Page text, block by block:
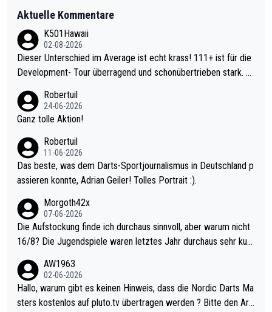
Aktuelle Kommentare
K501Hawaii
02-08-2026
Dieser Unterschied im Average ist echt krass! 111+ ist für die
Development- Tour überragend und schonübertrieben stark. U
mal 40+ erst recht. Da gewinnst keinen Blumentopf - ist ja noc
h krasser wie ein Pokalspiel eines Kreisligisten vs einem Bund
Robertuil
24-06-2026
Ganz tolle Aktion!
Robertuil
11-06-2026
Das beste, was dem Darts-Sportjournalismus in Deutschland p
assieren konnte, Adrian Geiler! Tolles Portrait :).
Morgoth42x
07-06-2026
Die Aufstockung finde ich durchaus sinnvoll, aber warum nicht
16/8? Die Jugendspiele waren letztes Jahr durchaus sehr kurz
Allerdings ist Mitchell Lawrie als Nummer 1 der Welt eh qualifi
ziert. Somit ändert die automatische Qualifikation des Weltmei
sters erstmal nichts. Ich denke sie wollen damit für nächstes J
AW1963
02-06-2026
Hallo, warum gibt es keinen Hinweis, dass die Nordic Darts Ma
sters kostenlos auf pluto.tv übertragen werden ? Bitte den Arti